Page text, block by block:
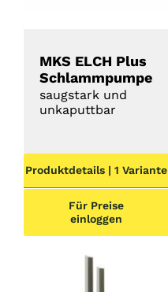
MKS ELCH Plus
Schlammpumpe
saugstark und
unkaputtbar
Produktdetails | 1 Variante
Für Preise
einloggen